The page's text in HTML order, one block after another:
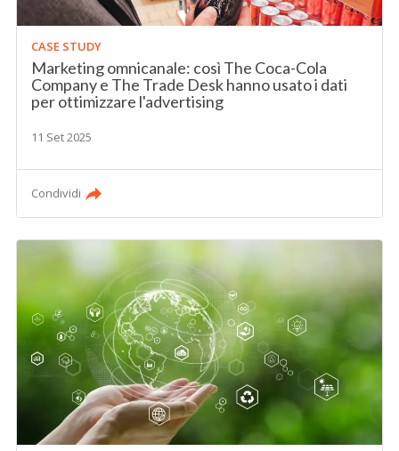
CASE STUDY
Marketing omnicanale: così The Coca-Cola
Company e The Trade Desk hanno usato i dati
per ottimizzare l'advertising
11 Set 2025
Condividi